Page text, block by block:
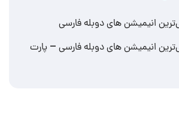
انیمیشن های دوبله فارسی
انیمیشن های دوبله فارسی ‍‍‍– پارت